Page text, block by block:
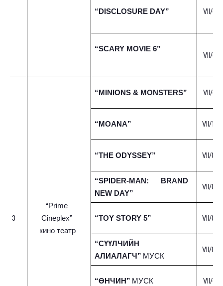
“DISCLOSURE DAY” VII/01-
“SCARY MOVIE 6”
VII/01-
3
“Prime
Cineplex”
кино театр
“MINIONS & MONSTERS” VII/01-
“MOANA” VII/10-
“THE ODYSSEY” VII/01-
“SPIDER-MAN: BRAND
NEW DAY”
VII/01-
“TOY STORY 5” VII/01-
“СҮҮЛЧИЙН
АЛИАЛАГЧ” МУСК
VII/01-
“ӨНЧИН” МУСК VII/01-